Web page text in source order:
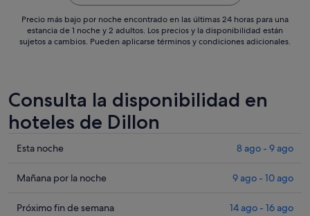
Precio más bajo por noche encontrado en las últimas 24 horas para una
estancia de 1 noche y 2 adultos. Los precios y la disponibilidad están
sujetos a cambios. Pueden aplicarse términos y condiciones adicionales.
Consulta la disponibilidad en
hoteles de Dillon
Comprueba
precios
Dillon
Esta noche 8 ago - 9 ago
Comprueba
precios
Mañana por la noche 9 ago - 10 ago
Comprueba
Próximo fin de semana 14 ago - 16 ago